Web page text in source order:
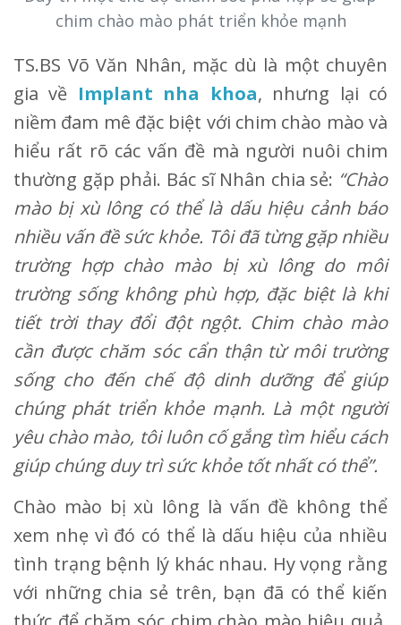
chim chào mào phát triển khỏe mạnh
TS.BS Võ Văn Nhân, mặc dù là một chuyên
gia về Implant nha khoa, nhưng lại có
niềm đam mê đặc biệt với chim chào mào và
hiểu rất rõ các vấn đề mà người nuôi chim
thường gặp phải. Bác sĩ Nhân chia sẻ: “Chào
mào bị xù lông có thể là dấu hiệu cảnh báo
nhiều vấn đề sức khỏe. Tôi đã từng gặp nhiều
trường hợp chào mào bị xù lông do môi
trường sống không phù hợp, đặc biệt là khi
tiết trời thay đổi đột ngột. Chim chào mào
cần được chăm sóc cẩn thận từ môi trường
sống cho đến chế độ dinh dưỡng để giúp
chúng phát triển khỏe mạnh. Là một người
yêu chào mào, tôi luôn cố gắng tìm hiểu cách
giúp chúng duy trì sức khỏe tốt nhất có thể”.
Chào mào bị xù lông là vấn đề không thể
xem nhẹ vì đó có thể là dấu hiệu của nhiều
tình trạng bệnh lý khác nhau. Hy vọng rằng
với những chia sẻ trên, bạn đã có thể kiến